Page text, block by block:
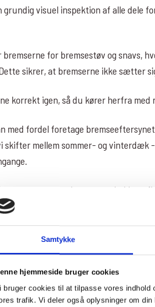
Samtykke
hjemmeside bruger cookies
bruger cookies til at tilpasse vores
trafik. Vi deler også oplysninger om
grundig visuel inspektion af alle dele
bremserne for bremsestøv og snavs,
sikrer, at bremserne ikke sætter
korrekt igen, så du kører herfra med
med fordel foretage
skifter mellem sommer- og vinterdæk
Hvor længe bremserne holder,
du hovedsageligt bykørsel med bløde
så mange kilometer, kan det faktisk
Her er et regelmæssigt
på.
bremserne mindre pga. regenerativ
et større behov for at få renset